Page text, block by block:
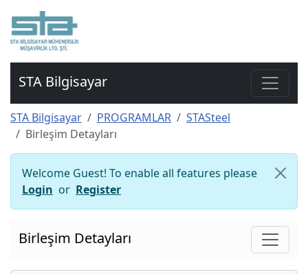
STA Bilgisayar
STA Bilgisayar PROGRAMLAR
STASteel
Birleşim Detayları
Welcome Guest! To enable all features please
Login or Register
Birleşim Detayları